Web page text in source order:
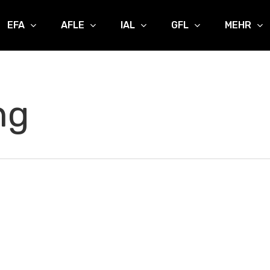
EFA AFLE IAL GFL MEHR